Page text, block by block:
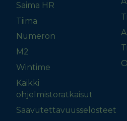
Saima HR
Tiima
Numeron
M2
Wintime
Kaikki
ohjelmistoratkaisut
Saavutettavuusselosteet